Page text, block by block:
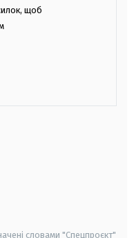
щоб
словами "Спецпроєкт"